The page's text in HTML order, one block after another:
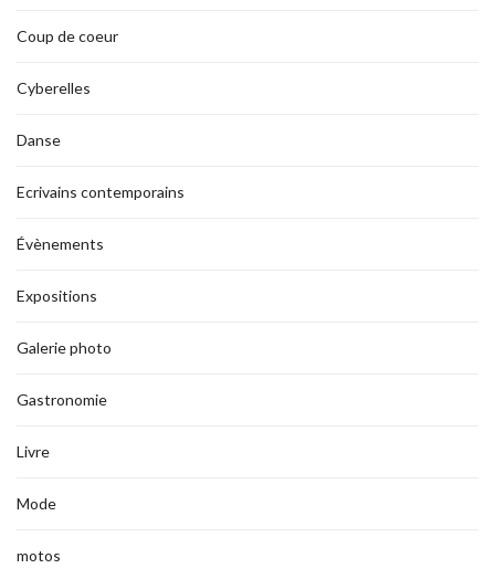
Coup de coeur
Cyberelles
Danse
Ecrivains contemporains
Évènements
Expositions
Galerie photo
Gastronomie
Livre
Mode
motos